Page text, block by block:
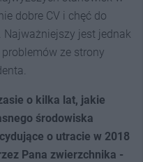
dobre CV i chęć do
Najważniejszy jest jednak
ze strony
o kilka lat, jakie
środowiska
o utracie w 2018
Pana zwierzchnika -